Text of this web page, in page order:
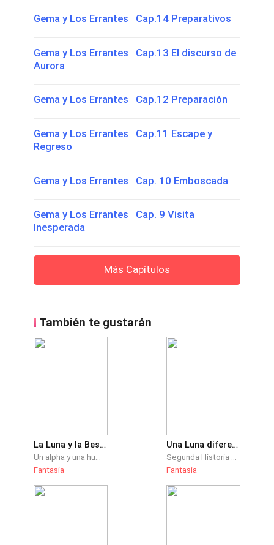
Gema y Los Errantes Cap.14 Preparativos
Gema y Los Errantes Cap.13 El discurso de
Aurora
Gema y Los Errantes Cap.12 Preparación
Gema y Los Errantes Cap.11 Escape y
Regreso
Gema y Los Errantes Cap. 10 Emboscada
Gema y Los Errantes Cap. 9 Visita
Inesperada
Más Capítulos
También te gustarán
La Luna y la Bestia ©
Un alpha y una humana destinados desde hace mucho tiempo atrás, a estar juntos. Adversidades habrán y ellos sabrán lidiar con ello, ¿O no? ••• Esta historia fue escrita hace muchos años, cuando era inexperta en el tema, por lo tanto, pido disculpas y discreción en los errores que sé, tengo. Los iré corrigiendo con el tiempo. Muchas gracias por leer. Prohibida su copia y/o adaptación.
Fantasía
Una Luna diferente a todas.
Segunda Historia de Mi Venganza "Rechazada y Aceptada" Después de la tormenta viene la calma piensan algunos, pues yo pienso lo contrario, después de la calma puede venir la tormenta. Él busca poder y con tal de lograrlo a hecho de todo hasta romper los paradigmas impuesto por los dioses de lo sobrenatural. Ha viajado al pasado para quitar a quien sea de su camino, pero «como siempre hay un, pero», no se imaginó que aquella demonía haría lo que fuera por su gente y por su amor eterno. Ella iría al fin del mundo, viajaría hasta las galaxias con tal de encontrarlo. Espero me acompañes en esta nueva aventura de la demonía Emily.
Fantasía